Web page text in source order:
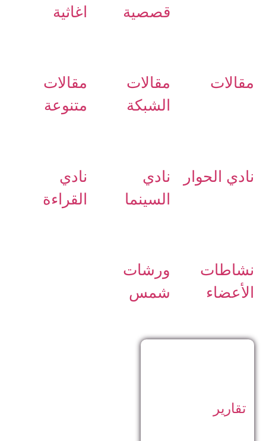
قصصية اغاثية
مقالات
مقالات
الشبكة
مقالات
متنوعة
نادي الحوار
نادي
السينما
نادي
القراءة
نشاطات
الأعضاء
ورشات
شمس
تقارير